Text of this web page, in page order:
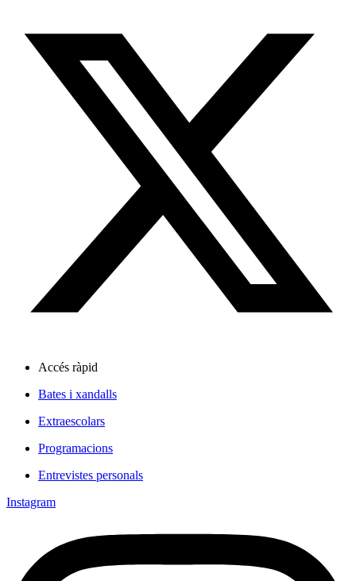
Accés ràpid
Bates i xandalls
Extraescolars
Programacions
Entrevistes personals
Instagram